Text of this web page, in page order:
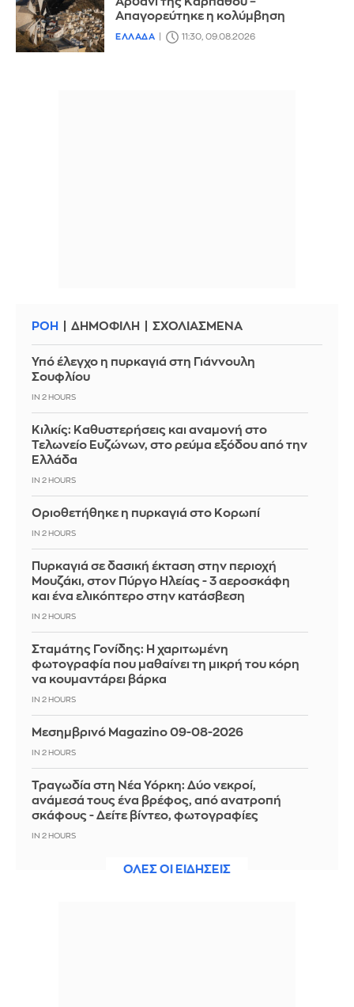
Απαγορεύτηκε η κολύμβηση
ΕΛΛΑΔΑ 11:30, 09.08.2026
ΡΟΗ ΔΗΜΟΦΙΛΗ ΣΧΟΛΙΑΣΜΕΝΑ
Υπό έλεγχο η πυρκαγιά στη Γιάννουλη
Σουφλίου
IN 2 HOURS
Κιλκίς: Καθυστερήσεις και αναμονή στο
Τελωνείο Ευζώνων, στο ρεύμα εξόδου από την
Ελλάδα
IN 2 HOURS
Οριοθετήθηκε η πυρκαγιά στο Κορωπί
IN 2 HOURS
Πυρκαγιά σε δασική έκταση στην περιοχή
Μουζάκι, στον Πύργο Ηλείας - 3 αεροσκάφη
και ένα ελικόπτερο στην κατάσβεση
IN 2 HOURS
Σταμάτης Γονίδης: Η χαριτωμένη
φωτογραφία που μαθαίνει τη μικρή του κόρη
να κουμαντάρει βάρκα
IN 2 HOURS
Μεσημβρινό Magazino 09-08-2026
IN 2 HOURS
Τραγωδία στη Νέα Υόρκη: Δύο νεκροί,
ανάμεσά τους ένα βρέφος, από ανατροπή
σκάφους - Δείτε βίντεο, φωτογραφίες
IN 2 HOURS
Μαγικό ντεμπούτο από Καρέτσα στην
ΟΛΕΣ ΟΙ ΕΙΔΗΣΕΙΣ